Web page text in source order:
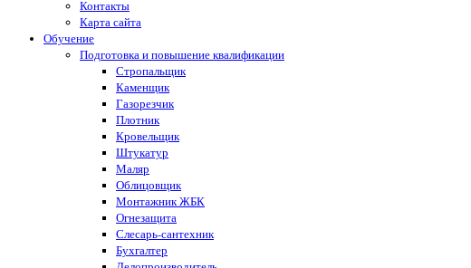
Контакты
Карта сайта
Обучение
Подготовка и повышение квалификации
Стропальщик
Каменщик
Газорезчик
Плотник
Кровельщик
Штукатур
Маляр
Облицовщик
Монтажник ЖБК
Огнезащита
Слесарь-сантехник
Бухгалтер